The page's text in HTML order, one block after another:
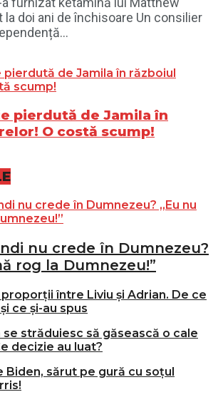
la doi ani de închisoare Un consilier
pierdută de Jamila în
O costă scump!
nu crede în Dumnezeu?
rog la Dumnezeu!”
între Liviu și Adrian. De ce
ce și-au spus
se străduiesc să găsească o cale
decizie au luat?
Biden, sărut pe gură cu soțul